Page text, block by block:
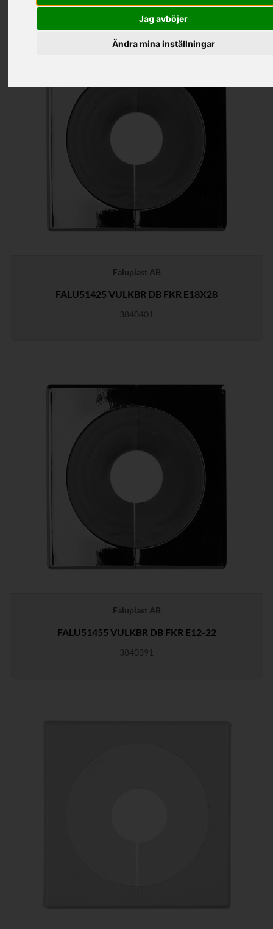
Jag avböjer
Ändra mina inställningar
Faluplast AB
FALU51425 VULKBR DB FKR E18X28
3840401
Faluplast AB
FALU51455 VULKBR DB FKR E12-22
3840391